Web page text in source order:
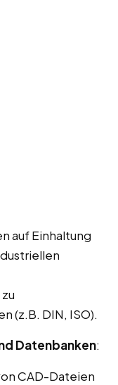
auf Einhaltung
(z.B. DIN, ISO).
Datenbanken:
CAD-Dateien